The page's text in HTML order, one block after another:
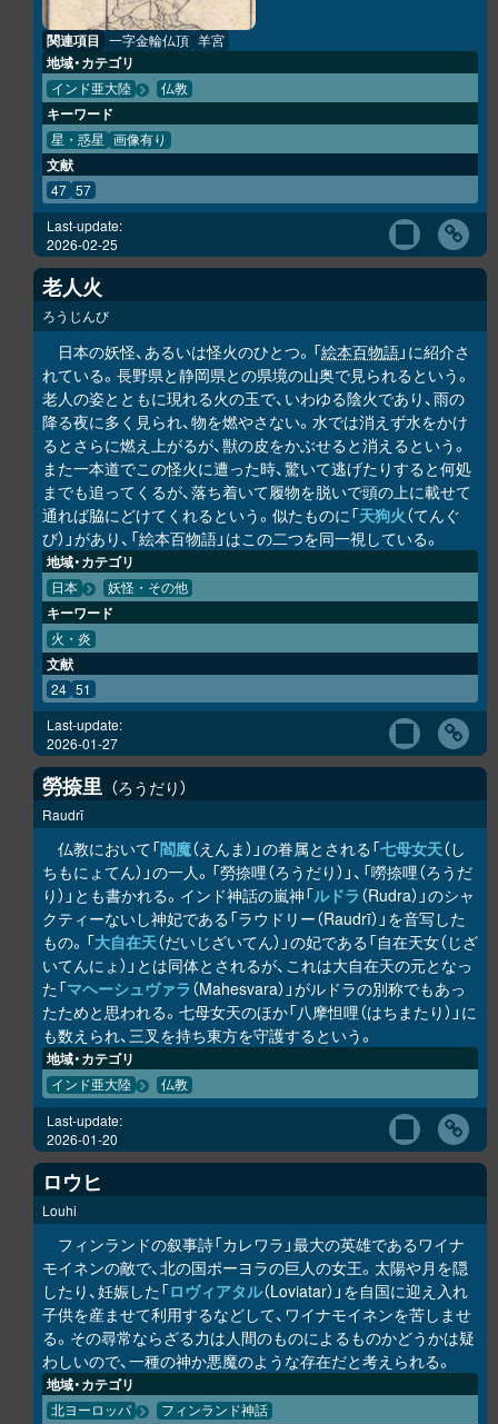
関連項目 一字金輪仏頂 羊宮
地域・カテゴリ
インド亜大陸 仏教
キーワード
星・惑星 画像有り
文献
47 57
Last-update:
2026-02-25
老人火
ろうじんび
日本の妖怪、あるいは怪火のひとつ。「絵本百物語」に紹介さ
れている。長野県と静岡県との県境の山奥で見られるという。
老人の姿とともに現れる火の玉で、いわゆる陰火であり、雨の
降る夜に多く見られ、物を燃やさない。水では消えず水をかけ
るとさらに燃え上がるが、獣の皮をかぶせると消えるという。
また一本道でこの怪火に遭った時、驚いて逃げたりすると何処
までも追ってくるが、落ち着いて履物を脱いで頭の上に載せて
通れば脇にどけてくれるという。似たものに「天狗火（てんぐ
び）」があり、「絵本百物語」はこの二つを同一視している。
地域・カテゴリ
日本 妖怪・その他
キーワード
火・炎
文献
24 51
Last-update:
2026-01-27
勞捺里 ろうだり
Raudrī
仏教において「閻魔（えんま）」の眷属とされる「七母女天（し
ちもにょてん）」の一人。「勞捺哩（ろうだり）」、「嘮捺哩（ろうだ
り）」とも書かれる。インド神話の嵐神「ルドラ （Rudra）」のシャ
クティーないし神妃である「ラウドリー（Raudrī）」を音写した
もの。「大自在天（だいじざいてん）」の妃である「自在天女（じざ
いてんにょ）」とは同体とされるが、これは大自在天の元となっ
た「マヘーシュヴァラ （Mahesvara）」がルドラの別称でもあっ
たためと思われる。七母女天のほか「八摩怛哩（はちまたり）」に
も数えられ、三叉を持ち東方を守護するという。
地域・カテゴリ
インド亜大陸 仏教
Last-update:
2026-01-20
ロウヒ
Louhi
フィンランドの叙事詩「カレワラ」最大の英雄であるワイナ
モイネンの敵で、北の国ポーヨラの巨人の女王。太陽や月を隠
したり、妊娠した「ロヴィアタル（Loviatar）」を自国に迎え入れ
子供を産ませて利用するなどして、ワイナモイネンを苦しませ
る。その尋常ならざる力は人間のものによるものかどうかは疑
わしいので、一種の神か悪魔のような存在だと考えられる。
地域・カテゴリ
北ヨーロッパ フィンランド神話